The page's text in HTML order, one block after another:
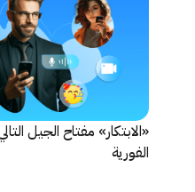
«الابتكار» مفتاح الجيل
الفورية